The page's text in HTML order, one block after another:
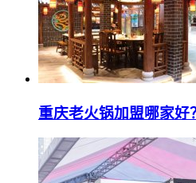
重庆老火锅加盟哪家好